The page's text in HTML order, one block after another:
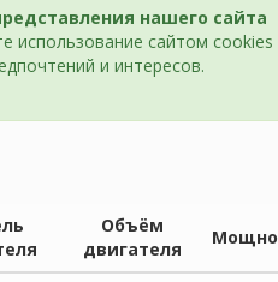
нашего сайта
использование сайтом
и интересов.
Объём
двигателя